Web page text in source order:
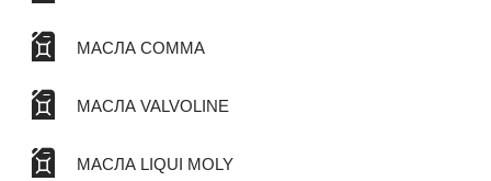
МАСЛА COMMA
МАСЛА VALVOLINE
МАСЛА LIQUI MOLY